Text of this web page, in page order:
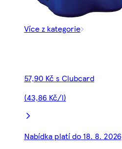
Více z kategorie
57,90 Kč s Clubcard
(43,86 Kč/l)
Nabídka platí do 18. 8. 2026